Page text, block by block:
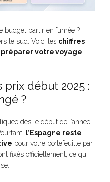
budget partir en fumée ?
le sud. Voici les chiffres
votre voyage,
prix début 2025 :
?
dès le début de l’année
l’Espagne reste
pour votre portefeuille par
fixés officiellement, ce qui